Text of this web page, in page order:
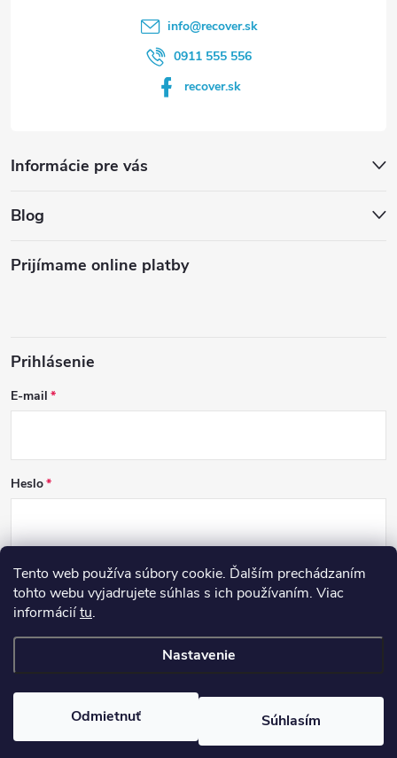
Tento web používa súbory cookie. Ďalším prechádzaním
tohto webu vyjadrujete súhlas s ich používaním. Viac
informáciítu.
Nastavenie
Odmietnuť Súhlasím
info@recover.sk
0911 555 556
recover.sk
Informácie pre vás
Blog
Prijímame online platby
Prihlásenie
E-mail
Heslo
PRIHLÁSIŤ SA
RECOVER. Všetky práva vyhradené.